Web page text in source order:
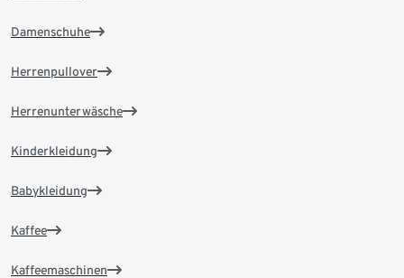
Damenschuhe
Herrenpullover
Herrenunterwäsche
Kinderkleidung
Babykleidung
Kaffee
Kaffeemaschinen